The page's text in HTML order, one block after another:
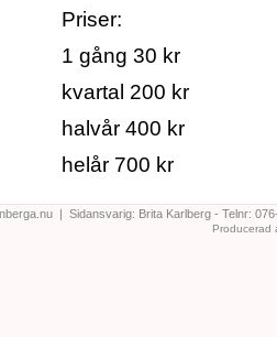
Priser:
1 gång 30 kr
kvartal 200 kr
halvår 400 kr
helår 700 kr
| Sidansvarig: Brita Karlberg- Telnr:
Producerad